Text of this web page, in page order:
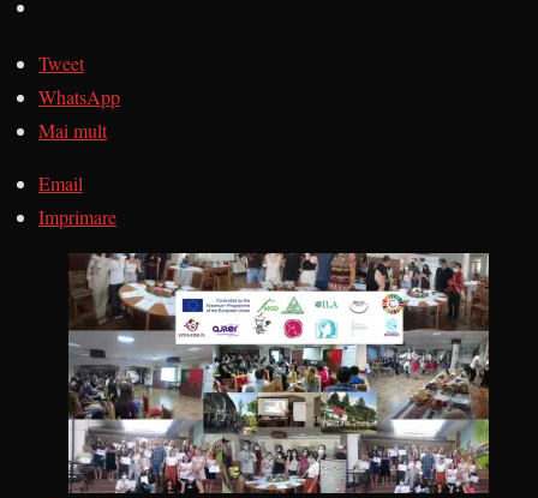
Tweet
WhatsApp
Mai mult
Email
Imprimare